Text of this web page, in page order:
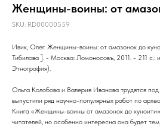
Женщины-воины: от
SKU: RD00000559
Ивик, Олег. Женщины-воины: от амазонок до
Тибилова ]. - Москва: Ломоносовъ, 2011. - 211 с.:
Этнография).
Ольга Колобова и Валерия Иванова трудятся
выпустили ряд научно-популярных работ по
Книга «Женщины-воины от амазонок до
читателей, но особенно интересна она будет